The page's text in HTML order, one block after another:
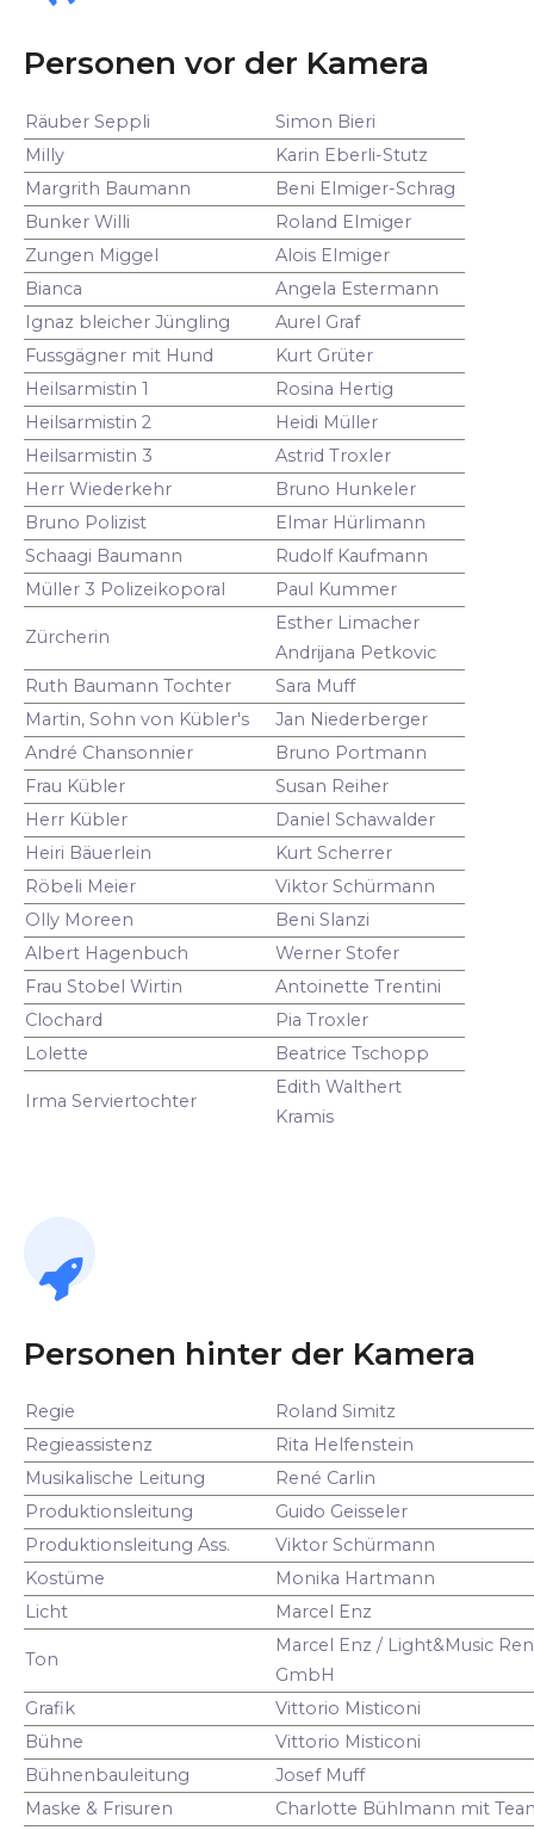
Personen vor der Kamera
Räuber Seppli
Simon Bieri
Milly
Karin Eberli-Stutz
Margrith Baumann
Beni Elmiger-Schrag
Bunker Willi
Roland Elmiger
Zungen Miggel
Alois Elmiger
Bianca
Angela Estermann
Ignaz bleicher Jüngling
Aurel Graf
Fussgägner mit Hund
Kurt Grüter
Heilsarmistin 1
Rosina Hertig
Heilsarmistin 2
Heidi Müller
Heilsarmistin 3
Astrid Troxler
Herr Wiederkehr
Bruno Hunkeler
Bruno Polizist
Elmar Hürlimann
Schaagi Baumann
Rudolf Kaufmann
Müller 3 Polizeikoporal
Paul Kummer
Zürcherin
Esther Limacher
Andrijana Petkovic
Ruth Baumann Tochter
Sara Muff
Martin, Sohn von Kübler's
Jan Niederberger
André Chansonnier
Bruno Portmann
Frau Kübler
Susan Reiher
Herr Kübler
Daniel Schawalder
Heiri Bäuerlein
Kurt Scherrer
Röbeli Meier
Viktor Schürmann
Olly Moreen
Beni Slanzi
Albert Hagenbuch
Werner Stofer
Frau Stobel Wirtin
Antoinette Trentini
Clochard
Pia Troxler
Lolette
Beatrice Tschopp
Irma Serviertochter
Edith Walthert
Kramis
Personen hinter der Kamera
Regie
Roland Simitz
Regieassistenz
Rita Helfenstein
Musikalische Leitung
René Carlin
Produktionsleitung
Guido Geisseler
Produktionsleitung Ass.
Viktor Schürmann
Kostüme
Monika Hartmann
Licht
Marcel Enz
Ton
Marcel Enz / Light&Music
GmbH
Grafik
Vittorio Misticoni
Bühne
Vittorio Misticoni
Bühnenbauleitung
Josef Muff
Maske & Frisuren
Charlotte Bühlmann mit